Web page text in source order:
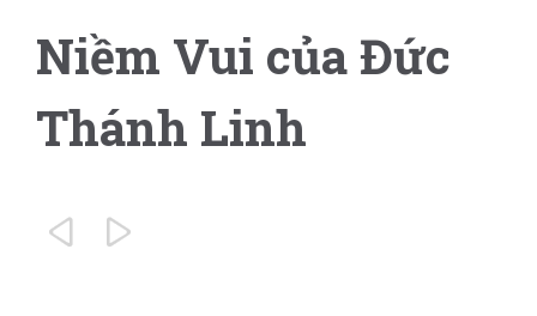
Niềm Vui của Đức
Thánh Linh
 